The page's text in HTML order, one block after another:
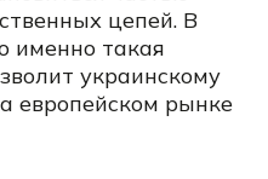
цепей. В
именно такая
украинскому
европейском рынке